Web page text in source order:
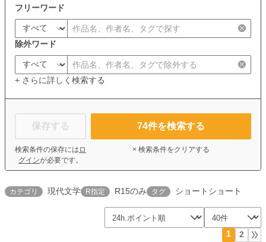
フリーワード
除外ワード
+ さらに詳しく検索する
保存する
検索条件の保存には ロ
グインが必要です。
74件を検索する
× 検索条件をクリアする
カテゴリ 現代文学 R指定 R15のみ タグ ショートショート
1 2